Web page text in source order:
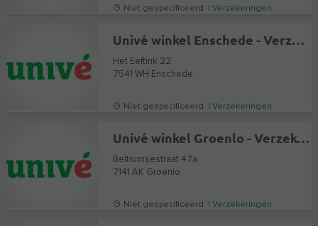
Niet gespecificeerd |Verzekeringen
Univé winkel Enschede - Verzekeringen en Hypotheekadvies
Het Eeftink 22
7541 WH Enschede
Niet gespecificeerd |Verzekeringen
Univé winkel Groenlo - Verzekeringen en Hypotheekadvies
Beltrumsestraat 47a
7141 AK Groenlo
Niet gespecificeerd |Verzekeringen